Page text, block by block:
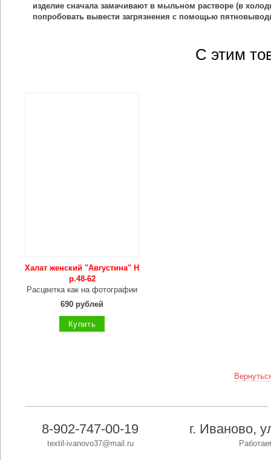
изделие сначала замачивают в мыльном растворе (в
попробовать вывести загрязнения с помощью
С этим
Халат женский "Августина" Н
р.48-62
Расцветка как на фотографии
690 рублей
Купить
8-902-747-00-19
textil-ivanovo37@mail.ru
г. Иваново,